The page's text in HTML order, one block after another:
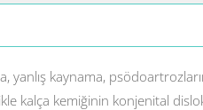
yanlış kaynama,
kalça kemiğinin konjenital